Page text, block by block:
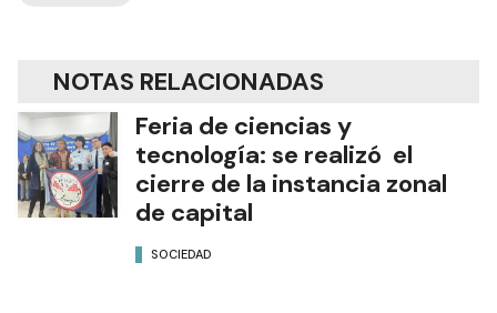
NOTAS RELACIONADAS
Feria de ciencias y
tecnología: se realizó el
cierre de la instancia zonal
de capital
SOCIEDAD